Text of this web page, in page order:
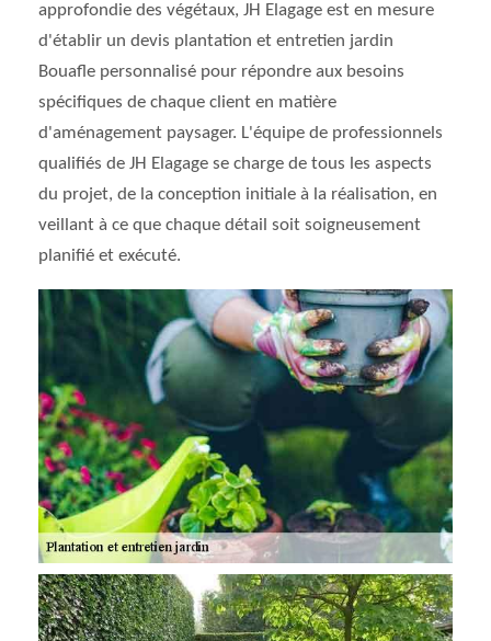
approfondie des végétaux, JH Elagage est en mesure
d'établir un devis plantation et entretien jardin
Bouafle personnalisé pour répondre aux besoins
spécifiques de chaque client en matière
d'aménagement paysager. L'équipe de professionnels
qualifiés de JH Elagage se charge de tous les aspects
du projet, de la conception initiale à la réalisation, en
veillant à ce que chaque détail soit soigneusement
planifié et exécuté.